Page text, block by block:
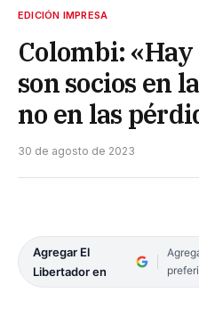
EDICIÓN IMPRESA
Colombi:
son socios en
no en las
30 de agosto de 2023
Agregar El
Libertador en